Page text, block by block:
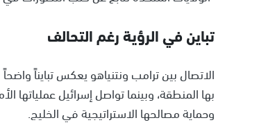
تباين في الرؤية رغم التحالف
الاتصال بين ترامب ونتنياهو يعكس تبايناً
بها المنطقة، وبينما تواصل إسرائيل
وحماية مصالحها الاستراتيجية في الخليج.